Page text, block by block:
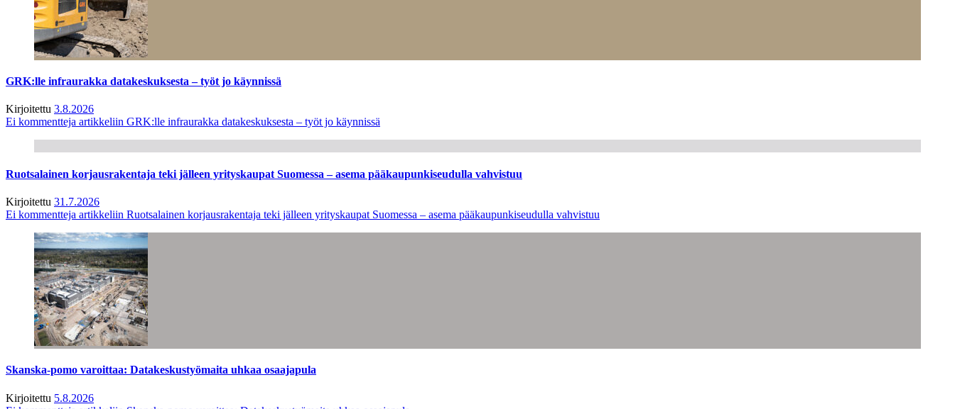
GRK:lle infraurakka datakeskuksesta – työt jo käynnissä
Kirjoitettu 3.8.2026
Ei kommentteja artikkeliin GRK:lle infraurakka datakeskuksesta – työt jo käynnissä
Ruotsalainen korjausrakentaja teki jälleen yrityskaupat Suomessa – asema pääkaupunkiseudulla vahvistuu
Kirjoitettu 31.7.2026
Ei kommentteja artikkeliin Ruotsalainen korjausrakentaja teki jälleen yrityskaupat Suomessa – asema pääkaupunkiseudulla vahvistuu
Skanska-pomo varoittaa: Datakeskustyömaita uhkaa osaajapula
Kirjoitettu 5.8.2026